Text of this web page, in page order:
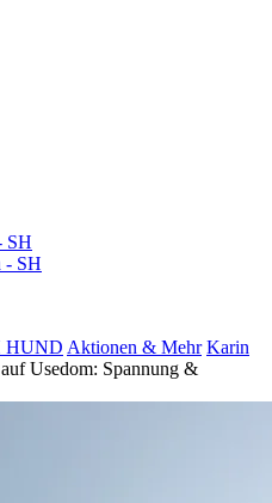
SH
- SH
HUND Aktionen & Mehr Karin
Usedom: Spannung &